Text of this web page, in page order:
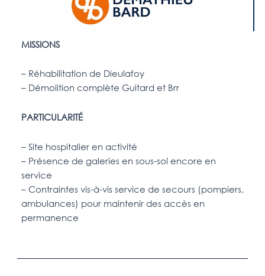
MISSIONS
– Réhabilitation de Dieulafoy
– Démolition complète Guitard et Brr
PARTICULARITÉ
– Site hospitalier en activité
– Présence de galeries en sous-sol encore en
service
– Contraintes vis-à-vis service de secours (pompiers,
ambulances) pour maintenir des accès en
permanence